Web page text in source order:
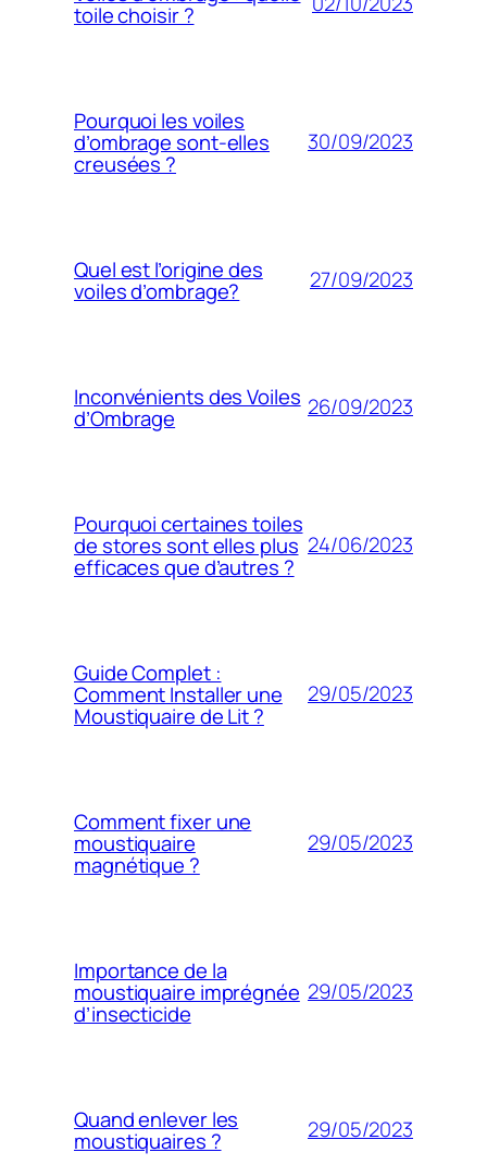
toile choisir ?
Pourquoi les voiles
d’ombrage sont-elles
creusées ?
30/09/2023
Quel est l’origine des
voiles d’ombrage? 27/09/2023
Inconvénients des Voiles
d’Ombrage 26/09/2023
Pourquoi certaines toiles
de stores sont elles plus
efficaces que d’autres ?
24/06/2023
Guide Complet :
Comment Installer une
Moustiquaire de Lit ?
29/05/2023
Comment fixer une
moustiquaire
magnétique ?
29/05/2023
Importance de la
moustiquaire imprégnée
d’insecticide
29/05/2023
Quand enlever les
moustiquaires ? 29/05/2023